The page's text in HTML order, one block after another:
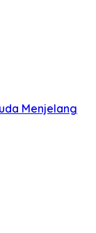
Menjelang